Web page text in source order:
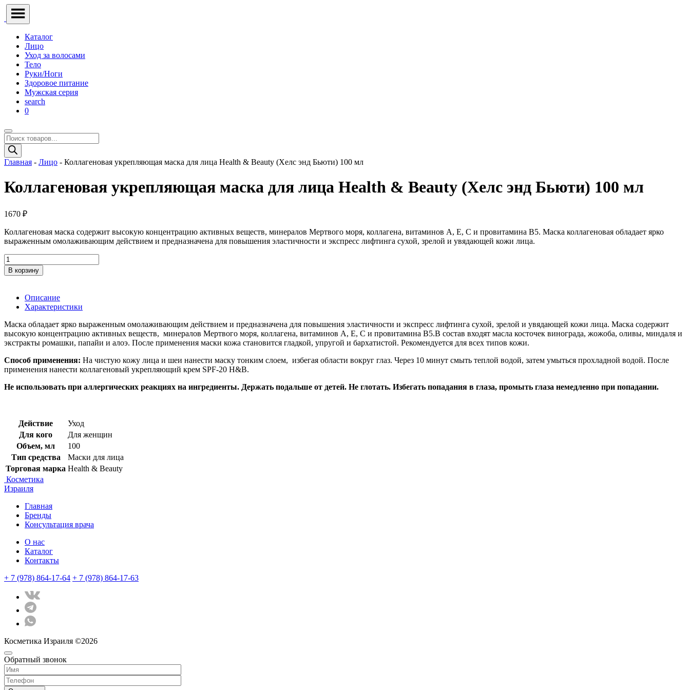
Каталог
Лицо
Уход за волосами
Тело
Руки/Ноги
Здоровое питание
Мужская серия
search
0
Поиск
товаров
Главная - Лицо - Коллагеновая укрепляющая маска для лица Health & Beauty (Хелс энд Бьюти) 100 мл
Коллагеновая укрепляющая маска для лица Health & Beauty (Хелс энд Бьюти) 100 мл
1670 ₽
Коллагеновая маска содержит высокую концентрацию активных веществ, минералов Мертвого моря, коллагена, витаминов А, Е, С и провитамина В5. Маска коллагеновая обладает ярко
выраженным омолаживающим действием и предназначена для повышения эластичности и экспресс лифтинга сухой, зрелой и увядающей кожи лица.
Количество
товара
Коллагеновая
маска
Health
&
Beauty
энд
Бьюти)
мл
В корзину
Описание
Характеристики
Маска обладает ярко выраженным омолаживающим действием и предназначена для повышения эластичности и экспресс лифтинга сухой, зрелой и увядающей кожи лица. Маска содержит
высокую концентрацию активных веществ, минералов Мертвого моря, коллагена, витаминов А, Е, С и провитамина В5.В состав входят масла косточек винограда, жожоба, оливы, миндаля и
экстракты ромашки, папайи и алоэ. После применения маски кожа становится гладкой, упругой и бархатистой. Рекомендуется для всех типов кожи.
Способ применения: На чистую кожу лица и шеи нанести маску тонким слоем, избегая области вокруг глаз. Через 10 минут смыть теплой водой, затем умыться прохладной водой. После
применения нанести коллагеновый укрепляющий крем SPF-20 H&B.
Не использовать при аллергических реакциях на ингредиенты. Держать подальше от детей. Не глотать. Избегать попадания в глаза, промыть глаза немедленно при попадании.
Действие
Уход
Для кого
Для женщин
Объем, мл
100
Тип средства
Маски для лица
Торговая марка Health & Beauty
Косметика
Израиля
Главная
Бренды
Консультация врача
О нас
Каталог
Контакты
+ 7 (978) 864-17-64 + 7 (978) 864-17-63
Косметика Израиля ©2026
Обратный звонок